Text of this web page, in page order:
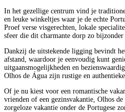
In het gezellige centrum vind je
en leuke winkeltjes waar je de echte
Proef verse visgerechten, lokale
sfeer die dit charmante dorp zo bijzonder
Dankzij de uitstekende ligging bevindt
afstand, waardoor je eenvoudig kunt
uitgaansmogelijkheden en
Olhos de Água zijn rustige en
Of je nu kiest voor een romantische
vrienden of een gezinsvakantie, Olhos
zorgeloze vakantie onder de Portugese